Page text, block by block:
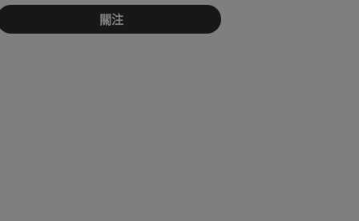
關注